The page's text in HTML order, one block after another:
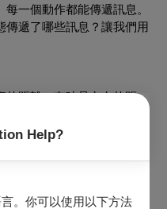
Help?
。你可以使用以下方法
一個動作都能傳遞訊息。
傳遞了哪些訊息？讓我們用
的距離，有時是內在的距
出來的距離美感。
麼？是緊張興奮還是疲累
用簡單的表演技巧來轉化
活當中。